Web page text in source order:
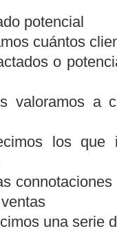
potencial
cuántos
o
a
los que
una serie